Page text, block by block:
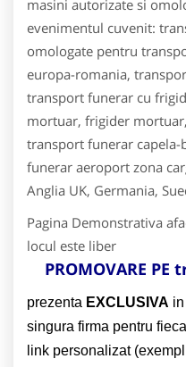
masini autorizate si
evenimentul cuvenit:
omologate pentru
europa-romania,
transport funerar cu
mortuar, frigider
transport funerar
funerar aeroport zona
Anglia UK, Germania,
Pagina Demonstrativa
locul este liber
PROMOVARE
prezenta EXCLUSIVA
singura firma pentru
link personalizat